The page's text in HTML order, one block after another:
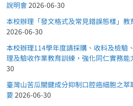
說明會2026-06-30
本校辦理「發文格式及常見錯誤態樣」教
2026-06-30
本校辦理114學年度請採購、收料及檢驗
理及驗收作業教育訓練，強化同仁實務能
30
臺灣山苦瓜關鍵成分抑制口腔癌細胞之萃
要2026-06-30